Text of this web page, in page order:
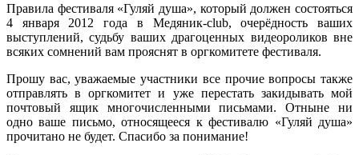
Правила фестиваля «Гуляй душа», который должен состояться
4 января 2012 года в Медяник-club, очерёдность ваших
выступлений, судьбу ваших драгоценных видеороликов вне
всяких сомнений вам прояснят в оргкомитете фестиваля.
Прошу вас, уважаемые участники все прочие вопросы также
отправлять в оргкомитет и уже перестать закидывать мой
почтовый ящик многочисленными письмами. Отныне ни
одно ваше письмо, относящееся к фестивалю «Гуляй душа»
прочитано не будет. Спасибо за понимание!